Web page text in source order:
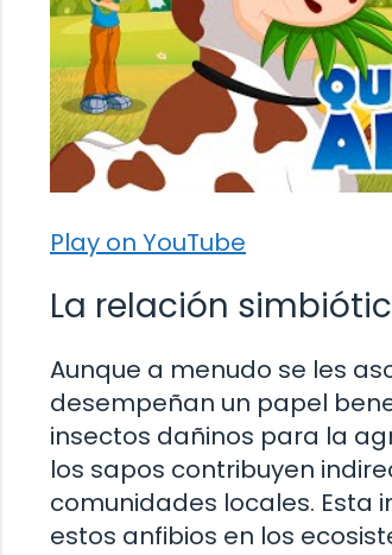
Play on YouTube
La relación
Aunque a menudo se les
desempeñan un papel
insectos dañinos para la
los sapos contribuyen
comunidades locales. Esta
estos anfibios en los